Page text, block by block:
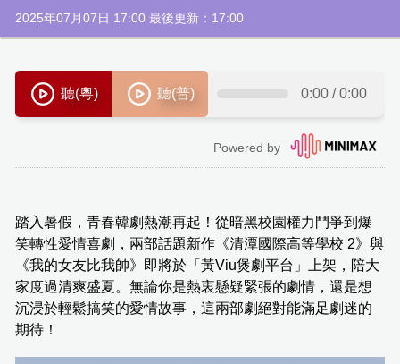
2025年07月07日 17:00 最後更新：17:00
踏入暑假，青春韓劇熱潮再起！從暗黑校園權力鬥爭到爆
笑轉性愛情喜劇，兩部話題新作《清潭國際高等學校 2》與
《我的女友比我帥》即將於「黃Viu煲劇平台」上架，陪大
家度過清爽盛夏。無論你是熱衷懸疑緊張的劇情，還是想
沉浸於輕鬆搞笑的愛情故事，這兩部劇絕對能滿足劇迷的
期待！